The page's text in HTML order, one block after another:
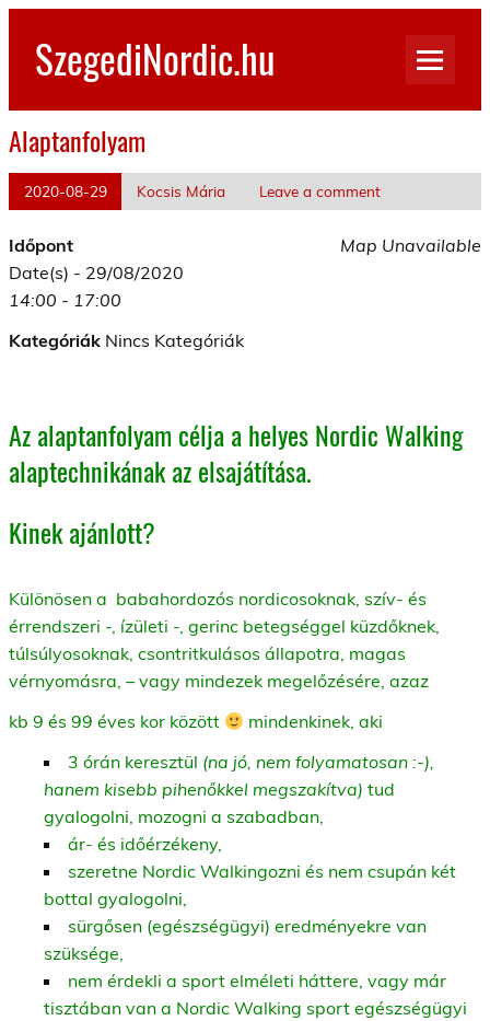
Skip
contentSzegediNordic.hu
Alaptanfolyam
2020-08-29 Kocsis Mária Leave a comment
Map Unavailable
Időpont
Date(s) - 29/08/2020
14:00 - 17:00
Kategóriák Nincs Kategóriák
Az alaptanfolyam célja a helyes Nordic Walking
alaptechnikának az elsajátítása.
Kinek ajánlott?
Különösen a babahordozós nordicosoknak, szív- és
érrendszeri -, ízületi -, gerinc betegséggel küzdőknek,
túlsúlyosoknak, csontritkulásos állapotra, magas
vérnyomásra, – vagy mindezek megelőzésére, azaz
kb 9 és 99 éves kor között
mindenkinek, aki
3 órán keresztül (na jó, nem folyamatosan :-),
hanem kisebb pihenőkkel megszakítva) tud
gyalogolni, mozogni a szabadban,
ár- és időérzékeny,
szeretne Nordic Walkingozni és nem csupán két
bottal gyalogolni,
sürgősen (egészségügyi) eredményekre van
szüksége,
nem érdekli a sport elméleti háttere, vagy már
tisztában van a Nordic Walking sport egészségügyi